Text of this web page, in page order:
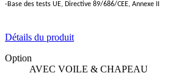
-Base des tests UE, Directive 89/686/CEE, Annexe II
Détails du produit
Option
AVEC VOILE & CHAPEAU